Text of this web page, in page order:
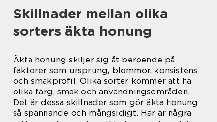
Skillnader mellan olika
sorters äkta honung
Äkta honung skiljer sig åt beroende på
faktorer som ursprung, blommor, konsistens
och smakprofil. Olika sorter kommer att ha
olika färg, smak och användningsområden.
Det är dessa skillnader som gör äkta honung
så spännande och mångsidigt. Här är några